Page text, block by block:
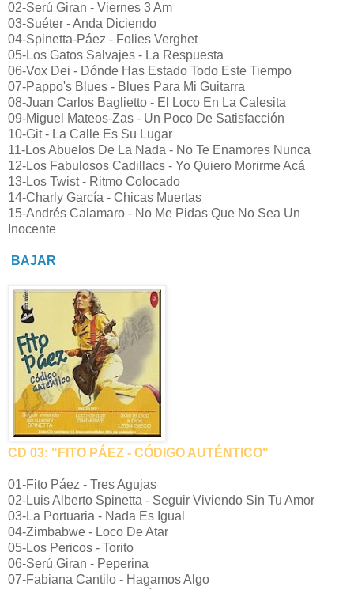
02-Serú Giran - Viernes 3 Am
03-Suéter - Anda Diciendo
04-Spinetta-Páez - Folies Verghet
05-Los Gatos Salvajes - La Respuesta
06-Vox Dei - Dónde Has Estado Todo Este Tiempo
07-Pappo's Blues - Blues Para Mi Guitarra
08-Juan Carlos Baglietto - El Loco En La Calesita
09-Miguel Mateos-Zas - Un Poco De Satisfacción
10-Git - La Calle Es Su Lugar
11-Los Abuelos De La Nada - No Te Enamores Nunca
12-Los Fabulosos Cadillacs - Yo Quiero Morirme Acá
13-Los Twist - Ritmo Colocado
14-Charly García - Chicas Muertas
15-Andrés Calamaro - No Me Pidas Que No Sea Un
Inocente
BAJAR
CD 03: "FITO PÁEZ - CÓDIGO AUTÉNTICO"
01-Fito Páez - Tres Agujas
02-Luis Alberto Spinetta - Seguir Viviendo Sin Tu Amor
03-La Portuaria - Nada Es Igual
04-Zimbabwe - Loco De Atar
05-Los Pericos - Torito
06-Serú Giran - Peperina
07-Fabiana Cantilo - Hagamos Algo